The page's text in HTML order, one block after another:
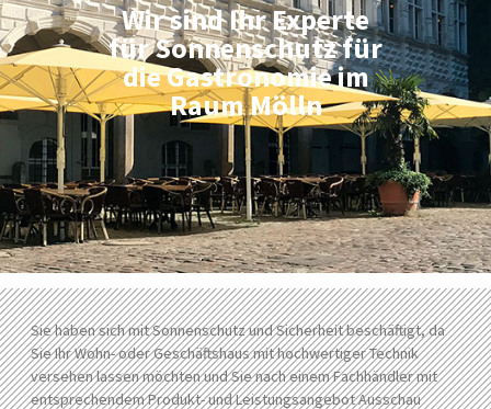
Wir sind Ihr Experte
für Sonnenschutz für
die Gastronomie im
Raum Mölln
Sie haben sich mit Sonnenschutz und Sicherheit beschäftigt, da
Sie Ihr Wohn- oder Geschäftshaus mit hochwertiger Technik
versehen lassen möchten und Sie nach einem Fachhändler mit
entsprechendem Produkt- und Leistungsangebot Ausschau